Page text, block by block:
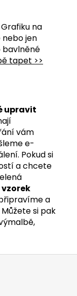
Grafiku na
jen
tapet >>
upravit
vám
e-
Pokud si
a chcete
vzorek
a
si pak